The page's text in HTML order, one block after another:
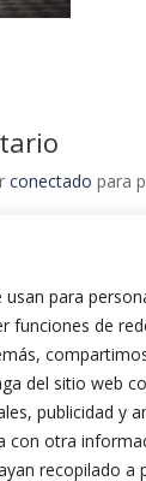
para
funciones de
del sitio web
publicidad y
con otra
recopilado a
conectado para